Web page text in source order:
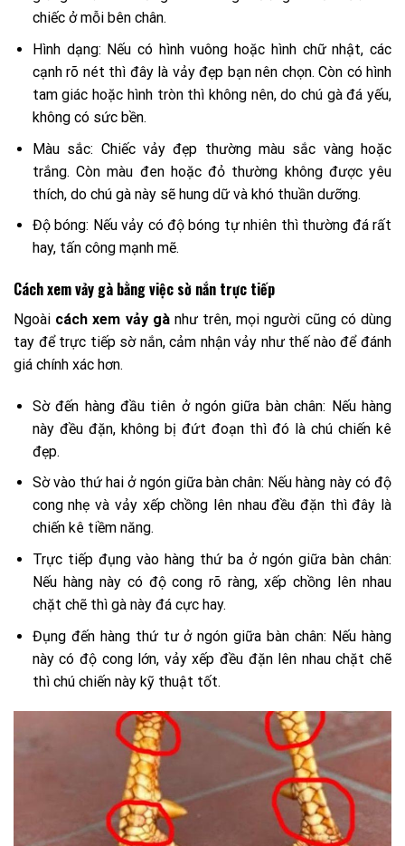
chiếc ở mỗi bên chân.
Hình dạng: Nếu có hình vuông hoặc hình chữ nhật, các
cạnh rõ nét thì đây là vảy đẹp bạn nên chọn. Còn có hình
tam giác hoặc hình tròn thì không nên, do chú gà đá yếu,
không có sức bền.
Màu sắc: Chiếc vảy đẹp thường màu sắc vàng hoặc
trắng. Còn màu đen hoặc đỏ thường không được yêu
thích, do chú gà này sẽ hung dữ và khó thuần dưỡng.
Độ bóng: Nếu vảy có độ bóng tự nhiên thì thường đá rất
hay, tấn công mạnh mẽ.
Cách xem vảy gà bằng việc sờ nắn trực tiếp
Ngoài cách xem vảy gànhư trên, mọi người cũng có dùng
tay để trực tiếp sờ nắn, cảm nhận vảy như thế nào để đánh
giá chính xác hơn.
Sờ đến hàng đầu tiên ở ngón giữa bàn chân: Nếu hàng
này đều đặn, không bị đứt đoạn thì đó là chú chiến kê
đẹp.
Sờ vào thứ hai ở ngón giữa bàn chân: Nếu hàng này có độ
cong nhẹ và vảy xếp chồng lên nhau đều đặn thì đây là
chiến kê tiềm năng.
Trực tiếp đụng vào hàng thứ ba ở ngón giữa bàn chân:
Nếu hàng này có độ cong rõ ràng, xếp chồng lên nhau
chặt chẽ thì gà này đá cực hay.
Đụng đến hàng thứ tư ở ngón giữa bàn chân: Nếu hàng
này có độ cong lớn, vảy xếp đều đặn lên nhau chặt chẽ
thì chú chiến này kỹ thuật tốt.